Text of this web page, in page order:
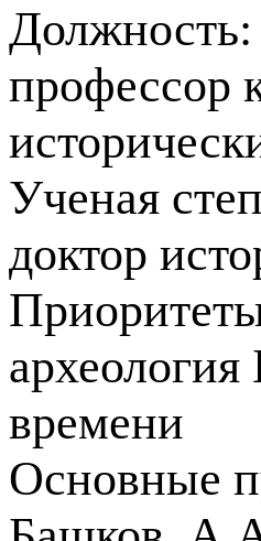
Должность:
профессор
Ученая
доктор
времени
Основные